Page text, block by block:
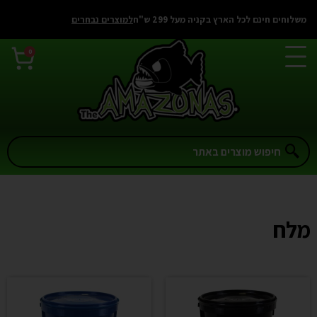
משלוחים חינם לכל הארץ בקניה מעל 299 ש"ח למוצרים נבחרים
0
מלח